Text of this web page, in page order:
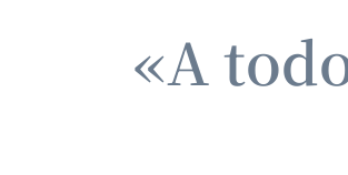
«A